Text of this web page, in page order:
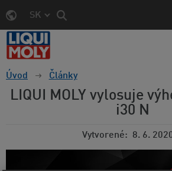
SK
Úvod Články
LIQUI MOLY vylosuje
i30 N
Vytvorené 8. 6.